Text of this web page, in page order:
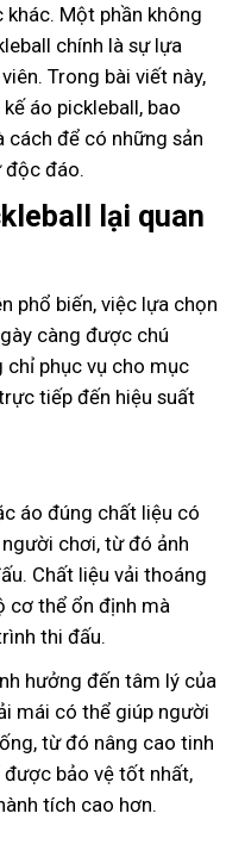
khác. Một phần không
chính là sự lựa
Trong bài viết này,
áo pickleball, bao
cách để có những sản
độc đáo.
lại quan
phổ biến, việc lựa chọn
càng được chú
chỉ phục vụ cho mục
tiếp đến hiệu suất
áo đúng chất liệu có
chơi, từ đó ảnh
Chất liệu vải thoáng
cơ thể ổn định mà
thi đấu.
hưởng đến tâm lý của
mái có thể giúp người
từ đó nâng cao tinh
bảo vệ tốt nhất,
tích cao hơn.